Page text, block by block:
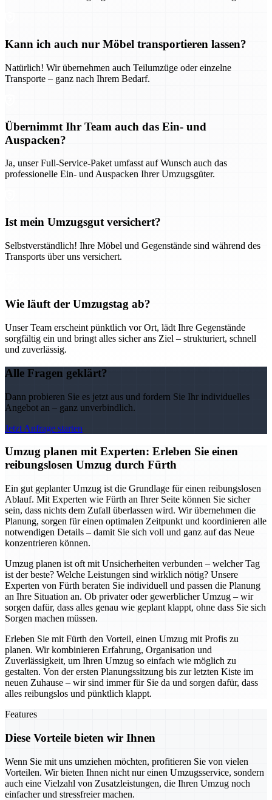
Kann ich auch nur Möbel transportieren lassen?
Natürlich! Wir übernehmen auch Teilumzüge oder einzelne
Transporte – ganz nach Ihrem Bedarf.
Übernimmt Ihr Team auch das Ein- und
Auspacken?
Ja, unser Full-Service-Paket umfasst auf Wunsch auch das
professionelle Ein- und Auspacken Ihrer Umzugsgüter.
Ist mein Umzugsgut versichert?
Selbstverständlich! Ihre Möbel und Gegenstände sind während des
Transports über uns versichert.
Wie läuft der Umzugstag ab?
Unser Team erscheint pünktlich vor Ort, lädt Ihre Gegenstände
sorgfältig ein und bringt alles sicher ans Ziel – strukturiert, schnell
und zuverlässig.
Alle Fragen geklärt?
Dann probieren Sie es jetzt aus und fordern Sie Ihr individuelles
Angebot an – ganz unverbindlich.
Jetzt Anfrage starten
Umzug planen mit Experten: Erleben Sie einen
reibungslosen Umzug durch Fürth
Ein gut geplanter Umzug ist die Grundlage für einen reibungslosen
Ablauf. Mit Experten wie Fürth an Ihrer Seite können Sie sicher
sein, dass nichts dem Zufall überlassen wird. Wir übernehmen die
Planung, sorgen für einen optimalen Zeitpunkt und koordinieren alle
notwendigen Details – damit Sie sich voll und ganz auf das Neue
konzentrieren können.
Umzug planen ist oft mit Unsicherheiten verbunden – welcher Tag
ist der beste? Welche Leistungen sind wirklich nötig? Unsere
Experten von Fürth beraten Sie individuell und passen die Planung
an Ihre Situation an. Ob privater oder gewerblicher Umzug – wir
sorgen dafür, dass alles genau wie geplant klappt, ohne dass Sie sich
Sorgen machen müssen.
Erleben Sie mit Fürth den Vorteil, einen Umzug mit Profis zu
planen. Wir kombinieren Erfahrung, Organisation und
Zuverlässigkeit, um Ihren Umzug so einfach wie möglich zu
gestalten. Von der ersten Planungssitzung bis zur letzten Kiste im
neuen Zuhause – wir sind immer für Sie da und sorgen dafür, dass
alles reibungslos und pünktlich klappt.
Features
Diese Vorteile bieten wir Ihnen
Wenn Sie mit uns umziehen möchten, profitieren Sie von vielen
Vorteilen. Wir bieten Ihnen nicht nur einen Umzugsservice, sondern
auch eine Vielzahl von Zusatzleistungen, die Ihren Umzug noch
einfacher und stressfreier machen.